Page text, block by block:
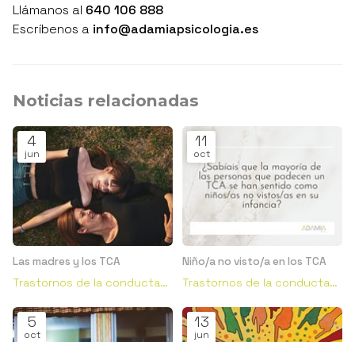
Llámanos al 640 106 888
Escríbenos a info@adamiapsicologia.es
Noticias relacionadas
4
jun
Las madres y los TCA
Trastornos de la conducta
11
oct
Niño/a no visto/a en los TCA
Trastornos de la conducta
5
oct
13
jun